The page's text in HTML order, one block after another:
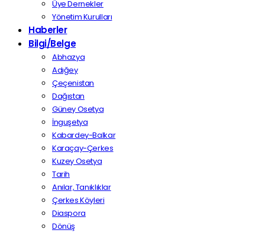
Üye Dernekler
Yönetim Kurulları
Haberler
Bilgi/Belge
Abhazya
Adığey
Çeçenistan
Dağıstan
Güney Osetya
İnguşetya
Kabardey-Balkar
Karaçay-Çerkes
Kuzey Osetya
Tarih
Anılar, Tanıklıklar
Çerkes Köyleri
Diaspora
Dönüş